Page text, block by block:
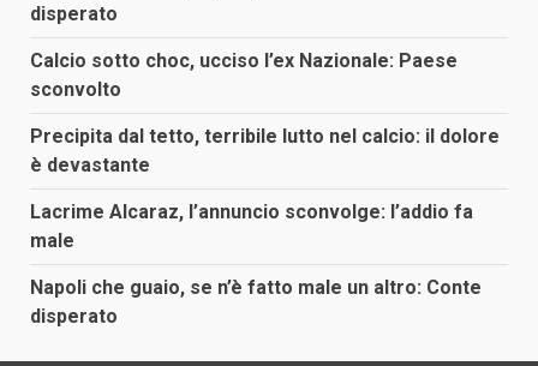
disperato
Calcio sotto choc, ucciso l’ex Nazionale: Paese
sconvolto
Precipita dal tetto, terribile lutto nel calcio: il dolore
è devastante
Lacrime Alcaraz, l’annuncio sconvolge: l’addio fa
male
Napoli che guaio, se n’è fatto male un altro: Conte
disperato